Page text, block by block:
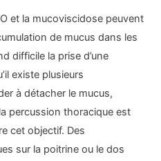
et la mucoviscidose peuvent
de mucus dans les
difficile la prise d’une
existe plusieurs
à détacher le mucus,
percussion thoracique est
cet objectif. Des
sur la poitrine ou le dos